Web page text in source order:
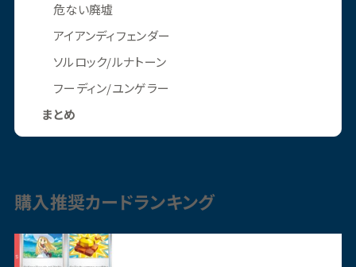
危ない廃墟
アイアンディフェンダー
ソルロック/ルナトーン
フーディン/ユンゲラー
まとめ
購入推奨カードランキング